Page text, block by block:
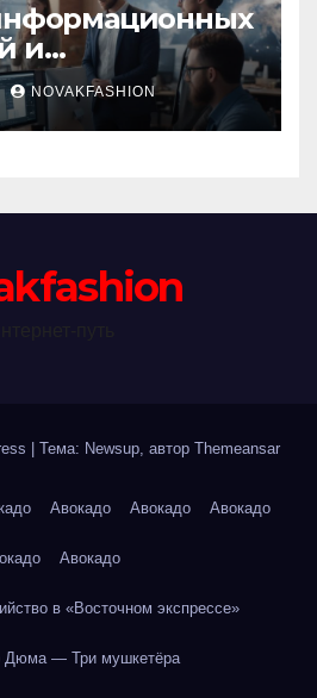
и
решения
NOVAKFASHION
Тема: Newsup, автор Themeansar
Авокадо Авокадо Авокадо
Авокадо
в «Восточном экспрессе»
Дюма — Три мушкетёра